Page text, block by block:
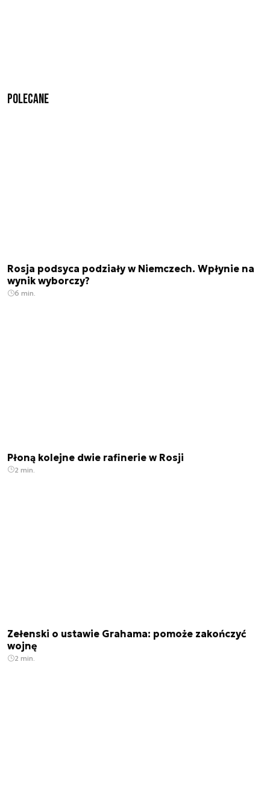
Polecane
Rosja podsyca podziały w Niemczech. Wpłynie na
wynik wyborczy?
6 min.
Płoną kolejne dwie rafinerie w Rosji
2 min.
Zełenski o ustawie Grahama: pomoże zakończyć
wojnę
2 min.